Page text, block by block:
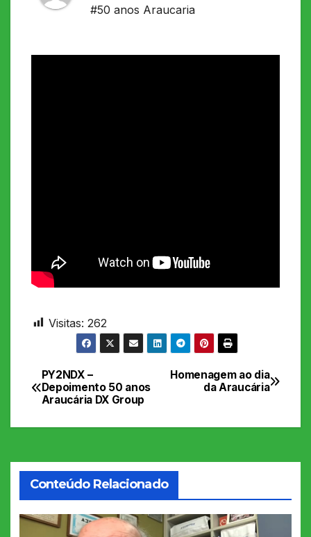
#50 anos Araucaria
Visitas: 262
Navegação
de
Homenagem ao dia
da Araucária
PY2NDX –
Depoimento 50 anos
Araucária DX Group
Conteúdo Relacionado